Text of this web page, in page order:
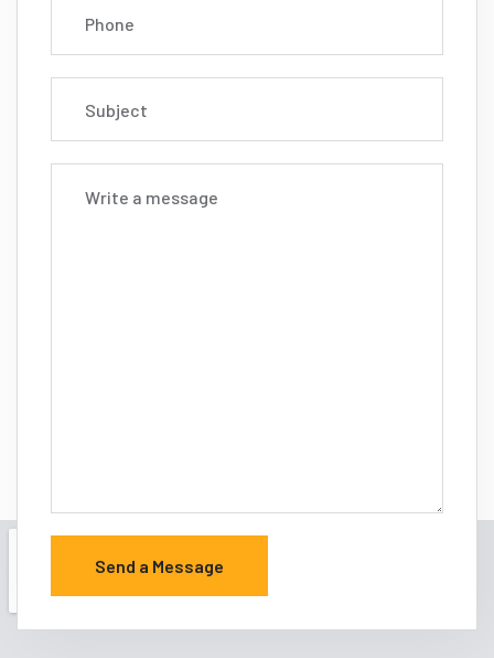
Send a Message